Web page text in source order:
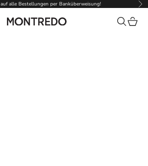
alle Bestellungen per Banküberweisung! Vor
Montredo Suchen